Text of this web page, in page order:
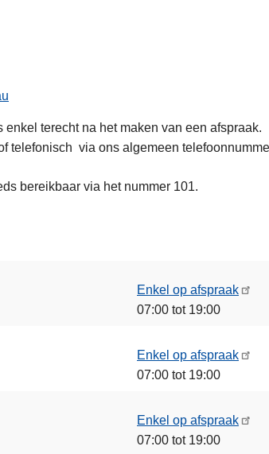
enkel terecht na het maken van een afspraak.
telefonisch via ons algemeen
bereikbaar via het nummer 101.
Enkel op afspraak
07:00 tot 19:00
Enkel op afspraak
07:00 tot 19:00
Enkel op afspraak
07:00 tot 19:00